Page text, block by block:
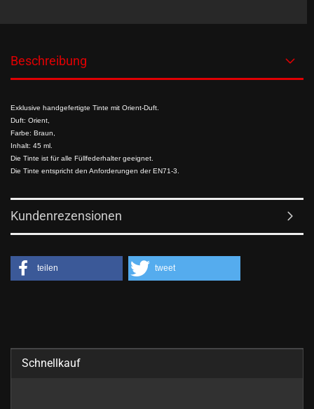
Beschreibung
Exklusive handgefertigte Tinte mit Orient-Duft.
Duft: Orient,
Farbe: Braun,
Inhalt: 45 ml.
Die Tinte ist für alle Füllfederhalter geeignet.
Die Tinte entspricht den Anforderungen der EN71-3.
Kundenrezensionen
teilen tweet
Schnellkauf